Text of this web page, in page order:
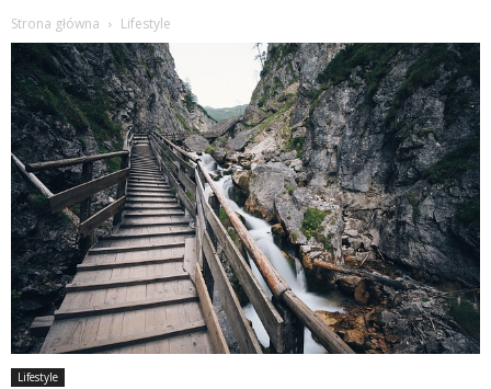
Strona główna Lifestyle
Lifestyle